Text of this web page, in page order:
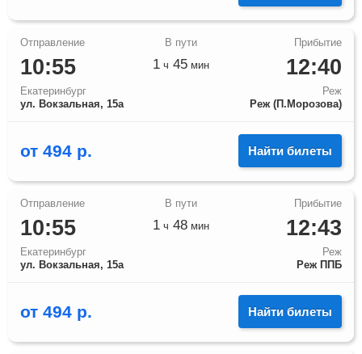
10:55
Екатеринбург
ул. Вокзальная, 15а
12:40
Реж
Реж (П.Морозова)
1 ч 45 мин
от 494 р. Найти билеты
10:55
Екатеринбург
ул. Вокзальная, 15а
12:43
Реж
Реж ППБ
1 ч 48 мин
от 494 р. Найти билеты